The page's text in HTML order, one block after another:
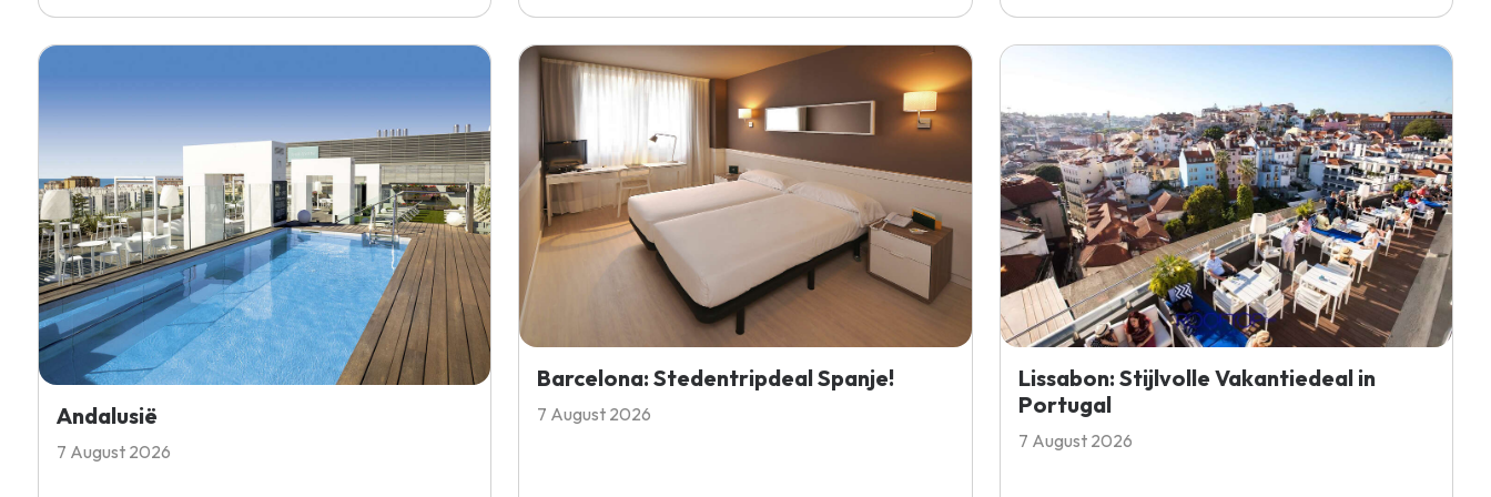
Andalusië
7 August 2026
Barcelona: Stedentripdeal Spanje!
7 August 2026
Lissabon: Stijlvolle Vakantiedeal in
Portugal
7 August 2026